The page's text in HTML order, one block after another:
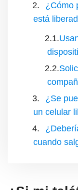
¿Cómo
está
¿Se
un celular
cuando